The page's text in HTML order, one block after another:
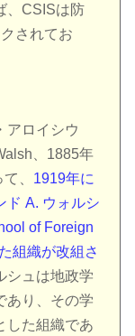
、CSISは防
されてお
アロイシウ
、1885年
、 1919年に
ド A. ウォルシ
of Foreign
組織が改組さ
シュは地政学
あり、その学
した組織であ